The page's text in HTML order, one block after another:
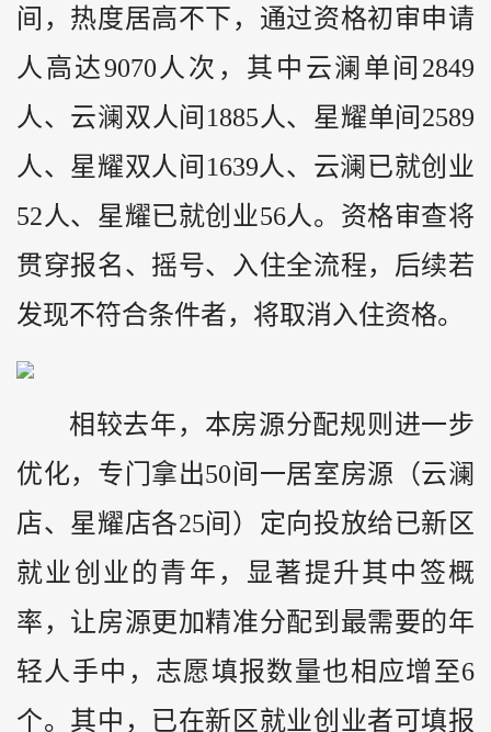
间，热度居高不下，通过资格初审申请
人高达9070人次，其中云澜单间2849
人、云澜双人间1885人、星耀单间2589
人、星耀双人间1639人、云澜已就创业
52人、星耀已就创业56人。资格审查将
贯穿报名、摇号、入住全流程，后续若
发现不符合条件者，将取消入住资格。
相较去年，本房源分配规则进一步
优化，专门拿出50间一居室房源（云澜
店、星耀店各25间）定向投放给已新区
就业创业的青年，显著提升其中签概
率，让房源更加精准分配到最需要的年
轻人手中，志愿填报数量也相应增至6
个。其中，已在新区就业创业者可填报